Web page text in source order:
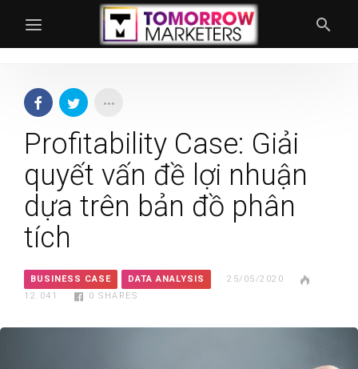
Profitability Case: Giải
quyết vấn đề lợi nhuận
dựa trên bản đồ phân
tích
BUSINESS CASE DATA ANALYSIS
25/05/2020
12.041
0 SHARES